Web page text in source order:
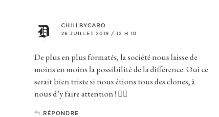
CHILLBYCARO
26 JUILLET 2019 / 12 H 10
De plus en plus formatés, la société nous laisse de
moins en moins la possibilité de la différence. Oui ce
serait bien triste si nous étions tous des clones, à
nous d’y faire attention ! ✌🏻
RÉPONDRE